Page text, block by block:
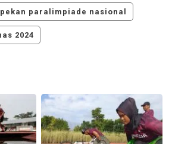
pekan paralimpiade nasional
2024